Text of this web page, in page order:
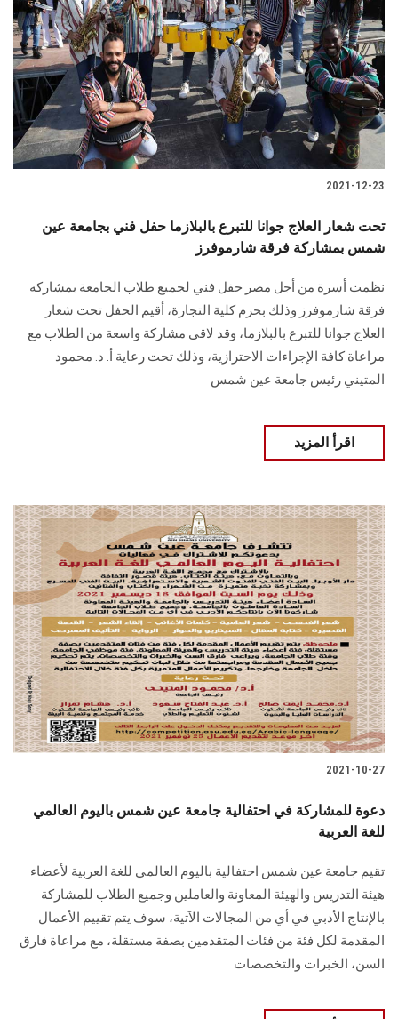
2021-12-23
تحت شعار العلاج جوانا للتبرع بالبلازما حفل فني بجامعة عين
شمس بمشاركة فرقة شارموفرز
نظمت أسرة من أجل مصر حفل فني لجميع طلاب الجامعة بمشاركه
فرقة شارموفرز وذلك بحرم كلية التجارة، أقيم الحفل تحت شعار
العلاج جوانا للتبرع بالبلازما، وقد لاقى مشاركة واسعة من الطلاب مع
مراعاة كافة الإجراءات الاحترازية، وذلك تحت رعاية أ. د. محمود
المتيني رئيس جامعة عين شمس
اقرأ المزيد
2021-10-27
دعوة للمشاركة في احتفالية جامعة عين شمس باليوم العالمي
للغة العربية
تقيم جامعة عين شمس احتفالية باليوم العالمي للغة العربية لأعضاء
هيئة التدريس والهيئة المعاونة والعاملين وجميع الطلاب للمشاركة
بالإنتاج الأدبي في أي من المجالات الآتية، سوف يتم تقييم الأعمال
المقدمة لكل فئة من فئات المتقدمين بصفة مستقلة، مع مراعاة فارق
السن، الخبرات والتخصصات